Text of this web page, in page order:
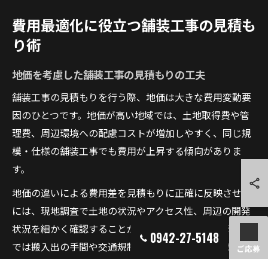
費用最適化に役立つ舗装工事の見積も
り術
地価を考慮した舗装工事の見積もりの工夫
舗装工事の見積もりを行う際、地価は大きな費用変動要
因のひとつです。地価が高い地域では、土地取得費や管
理費、周辺環境への配慮コストが増加しやすく、同じ規
模・仕様の舗装工事でも費用が上昇する傾向がありま
す。
地価の違いによる費用差を見積もりに正確に反映させる
には、現地調査で土地の状況やアクセス性、周辺の開発
状況を細かく確認することが重要です。たとえば都市部
では搬入出の手間や交通規制が追加コストとなる場合が
0942-27-5148
ご応募